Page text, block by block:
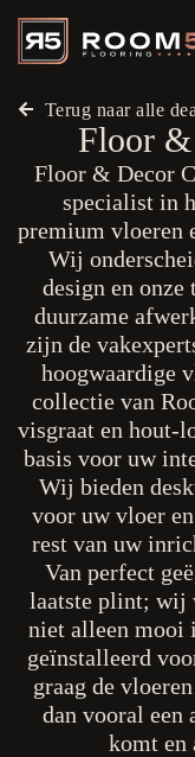
Terug naar alle
Floor &
Floor & Decor
specialist in
premium vloeren
Wij
design en
duurzame
zijn de
hoogwaardige
collectie van
visgraat en hout-
basis voor uw
Wij bieden
voor uw vloer
rest van uw
Van perfect
laatste plint; wij
niet alleen mooi
geïnstalleerd
graag de
dan vooral een
komt en